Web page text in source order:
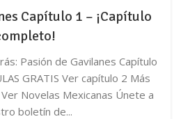
Capítulo 1 – ¡Capítulo
Pasión de Gavilanes Capítulo
GRATIS Ver capítulo 2 Más
Novelas Mexicanas Únete a
boletín de...